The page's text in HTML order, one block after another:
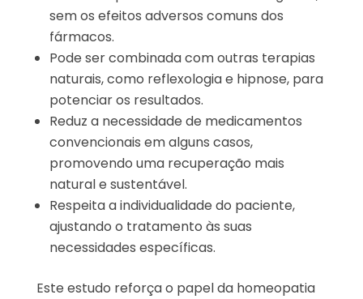
sem os efeitos adversos comuns dos
fármacos.
Pode ser combinada com outras terapias
naturais, como reflexologia e hipnose, para
potenciar os resultados.
Reduz a necessidade de medicamentos
convencionais em alguns casos,
promovendo uma recuperação mais
natural e sustentável.
Respeita a individualidade do paciente,
ajustando o tratamento às suas
necessidades específicas.
Este estudo reforça o papel da homeopatia